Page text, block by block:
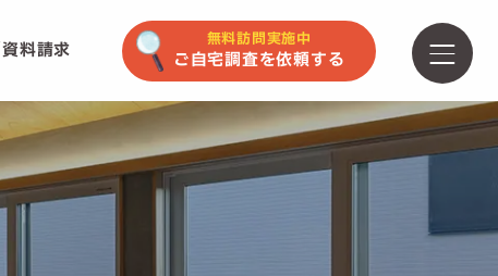
料請求 無料訪問実施中
ご自宅調査を依頼する